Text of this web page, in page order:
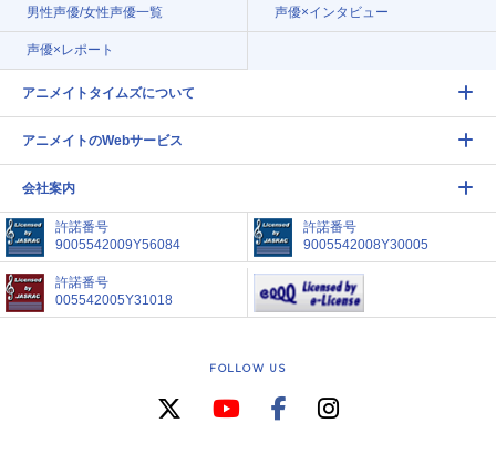
男性声優/女性声優一覧 声優×インタビュー
声優×レポート
アニメイトタイムズについて
アニメイトのWebサービス
会社案内
許諾番号
9005542009Y56084
許諾番号
9005542008Y30005
許諾番号
005542005Y31018
FOLLOW US